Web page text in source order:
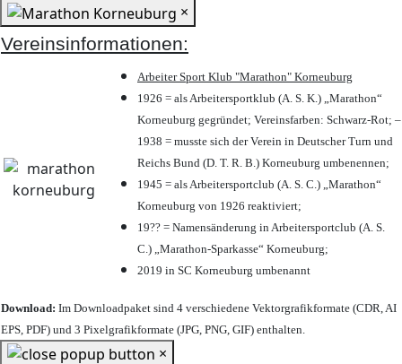
×
Vereinsinformationen:
Arbeiter Sport Klub "Marathon" Korneuburg
1926 = als Arbeitersportklub (A. S. K.) „Marathon“
Korneuburg gegründet; Vereinsfarben: Schwarz-Rot; –
1938 = musste sich der Verein in Deutscher Turn und
Reichs Bund (D. T. R. B.) Korneuburg umbenennen;
1945 = als Arbeitersportclub (A. S. C.) „Marathon“
Korneuburg von 1926 reaktiviert;
19?? = Namensänderung in Arbeitersportclub (A. S.
C.) „Marathon-Sparkasse“ Korneuburg;
2019 in SC Korneuburg umbenannt
Download: Im Downloadpaket sind 4 verschiedene Vektorgrafikformate (CDR, AI
EPS, PDF) und 3 Pixelgrafikformate (JPG, PNG, GIF) enthalten.
×